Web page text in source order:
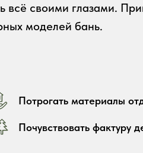
всё своими глазами.
моделей бань.
Потрогать материалы
Почувствовать фактуру